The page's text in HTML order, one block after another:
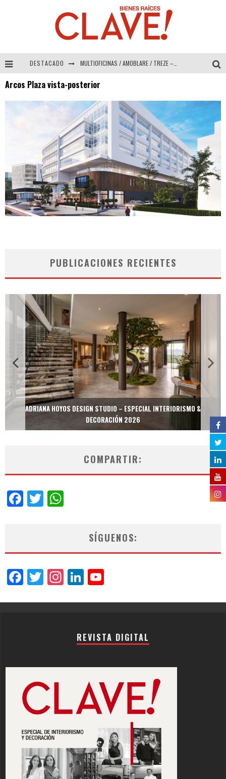
DESTACADO MULTIOFICINAS / AMOBLARE / TREZE – Especial Interiorismo & Decoración 2026
COLINEAL – Especial Interiorismo & Decoración 2026
ADRIANA HOYOS DESIGN STUDIO – Especial Interiorismo & Decoración 2026
Arcos Plaza vista-posterior
PUBLICACIONES RECIENTES
ADRIANA HOYOS DESIGN STUDIO – ESPECIAL INTERIORISMO &
DECORACIÓN 2026
COMPARTIR:
Facebook
Twitter
SÍGUENOS:
Facebook
Twitter
Instagram
LinkedIn
REVISTA DIGITAL